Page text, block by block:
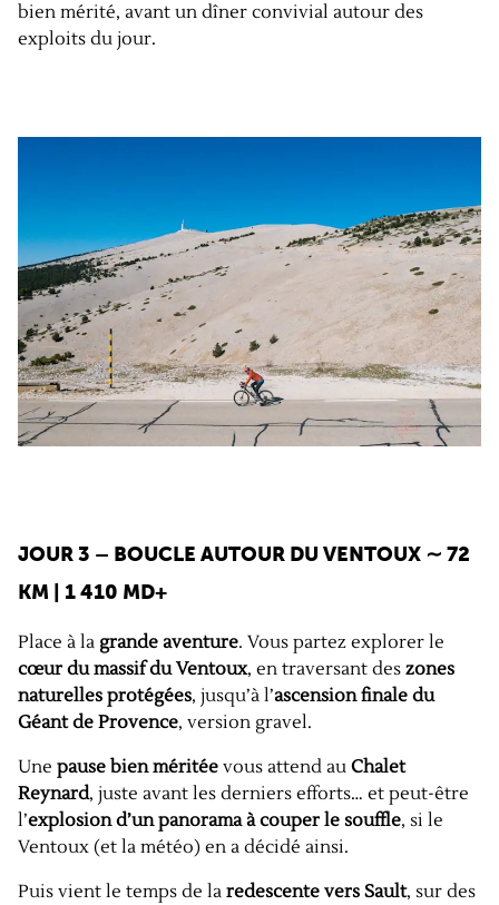
bien mérité, avant un dîner convivial autour des
exploits du jour.
JOUR 3 – BOUCLE AUTOUR DU VENTOUX ∼ 72
KM | 1 410 MD+
Place à la grande aventure. Vous partez explorer le
cœur du massif du Ventoux, en traversant des zones
naturelles protégées, jusqu’à l’ascension finale du
Géant de Provence, version gravel.
Une pause bien méritée vous attend au Chalet
Reynard, juste avant les derniers efforts… et peut-être
l’explosion d’un panorama à couper le souffle, si le
Ventoux (et la météo) en a décidé ainsi.
Puis vient le temps de la redescente vers Sault, sur des